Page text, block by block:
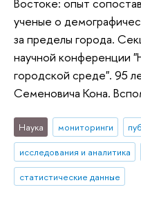
Востоке: опыт
ученые о
за пределы города.
научной конференции
городской среде". 95
Семеновича Кона.
Наука мониторинги
исследования и аналитика
статистические данные